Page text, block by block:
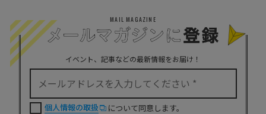
MAIL MAGAZINE
イベント、記事などの最新情報をお届け！
個人情報の取扱 について同意します。